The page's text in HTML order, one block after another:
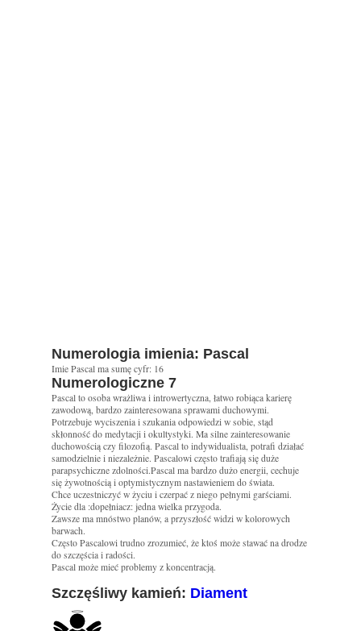
Numerologia imienia: Pascal
Imie Pascal ma sumę cyfr: 16
Numerologiczne 7
Pascal to osoba wrażliwa i introwertyczna, łatwo robiąca karierę
zawodową, bardzo zainteresowana sprawami duchowymi.
Potrzebuje wyciszenia i szukania odpowiedzi w sobie, stąd
skłonność do medytacji i okultystyki. Ma silne zainteresowanie
duchowością czy filozofią. Pascal to indywidualista, potrafi działać
samodzielnie i niezależnie. Pascalowi często trafiają się duże
parapsychiczne zdolności.Pascal ma bardzo dużo energii, cechuje
się żywotnością i optymistycznym nastawieniem do świata.
Chce uczestniczyć w życiu i czerpać z niego pełnymi garściami.
Życie dla :dopełniacz: jedna wielka przygoda.
Zawsze ma mnóstwo planów, a przyszłość widzi w kolorowych
barwach.
Często Pascalowi trudno zrozumieć, że ktoś może stawać na drodze
do szczęścia i radości.
Pascal może mieć problemy z koncentracją.
Szczęśliwy kamień: Diament